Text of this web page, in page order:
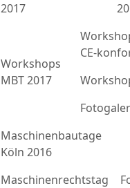
2017
Workshops
MBT 2017
CE-
Maschinenbautage
Köln 2016
Maschinenrechtstag